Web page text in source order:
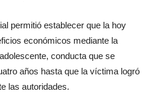
permitió establecer que la hoy
económicos mediante la
conducta que se
años hasta que la víctima logró
las autoridades.